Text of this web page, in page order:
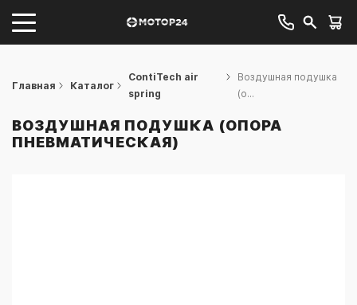
Главная Каталог
ContiTech air
spring
Воздушная подушка
(о...
ВОЗДУШНАЯ ПОДУШКА (ОПОРА
ПНЕВМАТИЧЕСКАЯ)